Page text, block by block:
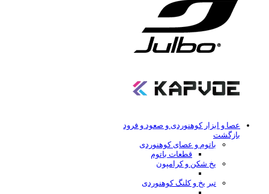
عصا و ابزار کوهنوردی و صعود و فرود
بازگشت
باتوم و عصای کوهنوردی
قطعات باتوم
یخ شکن و کرامپون
تبر یخ و کلنگ کوهنوردی